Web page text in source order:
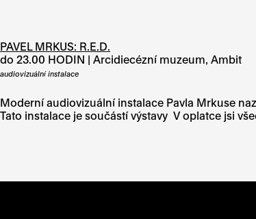
PAVEL MRKUS: R.E.D.
do 23.00 HODIN | Arcidiecézní muzeum, Ambit
audiovizuální instalace
Moderní audiovizuální instalace Pavla Mrkuse
Tato instalace je součástí výstavy V oplatce jsi